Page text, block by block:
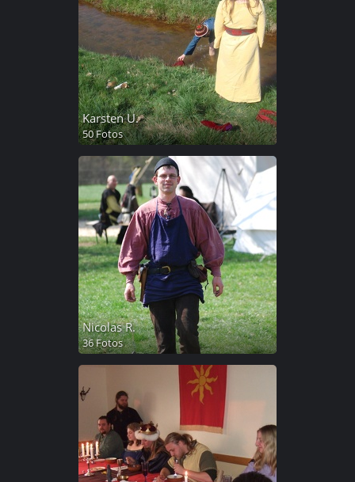
Karsten U.
50 Fotos
Nicolas R.
36 Fotos